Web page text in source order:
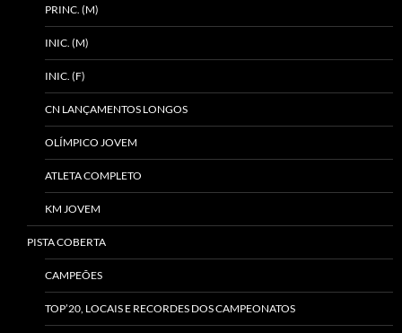
PRINC. (M)
INIC. (M)
INIC. (F)
CN LANÇAMENTOS LONGOS
OLÍMPICO JOVEM
ATLETA COMPLETO
KM JOVEM
PISTA COBERTA
CAMPEÕES
TOP’20, LOCAIS E RECORDES DOS CAMPEONATOS